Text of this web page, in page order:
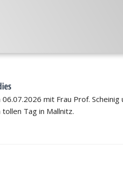
mit Frau Prof. Scheinig
Tag in Mallnitz.